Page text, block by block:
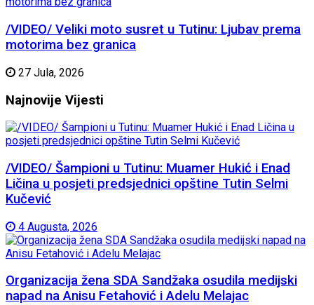
/VIDEO/ Veliki moto susret u Tutinu: Ljubav prema
motorima bez granica
27 Jula, 2026
Najnovije Vijesti
/VIDEO/ Šampioni u Tutinu: Muamer Hukić i Enad
Ličina u posjeti predsjednici opštine Tutin Selmi
Kučević
4 Augusta, 2026
Organizacija žena SDA Sandžaka osudila medijski
napad na Anisu Fetahović i Adelu Melajac